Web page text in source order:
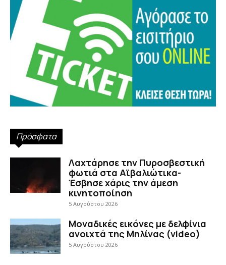
Πρόσφατα
Λαχτάρησε την Πυροσβεστική
φωτιά στα Αϊβαλιώτικα-
Έσβησε χάρις την άμεση
κινητοποίηση
5 Αυγούστου 2026
Μοναδικές εικόνες με δελφίνια
ανοιχτά της Μηλίνας (video)
5 Αυγούστου 2026